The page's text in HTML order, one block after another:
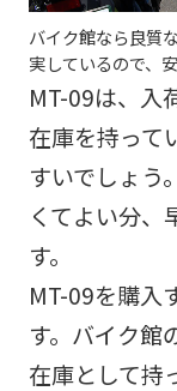
バイク館なら良質
実しているので、安
MT-09は、入
在庫を持って
すいでしょう
くてよい分、
す。
MT-09を購入
す。バイク館
在庫として持